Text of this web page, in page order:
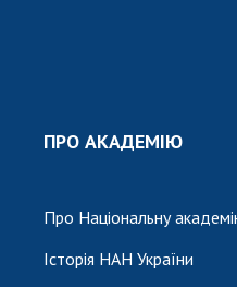
ПРО АКАДЕМІЮ
Про Національну
Історія НАН України